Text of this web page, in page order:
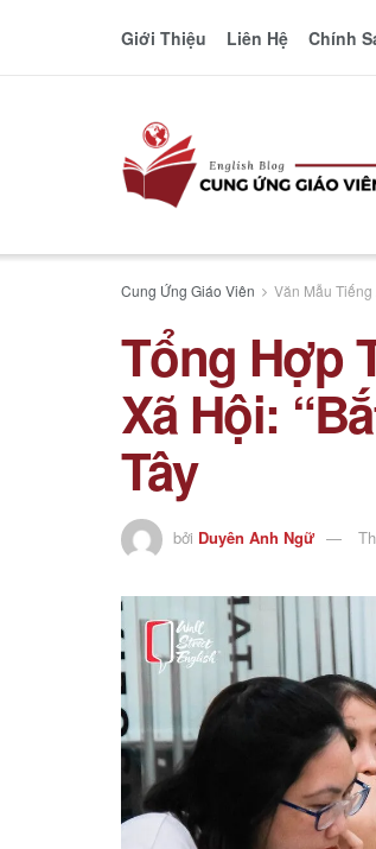
Giới Thiệu Liên Hệ Chính
Cung Ứng Giáo Viên Văn Mẫu Tiếng
Tổng Hợp
Xã Hội:
Tây
bởi Duyên Anh Ngữ